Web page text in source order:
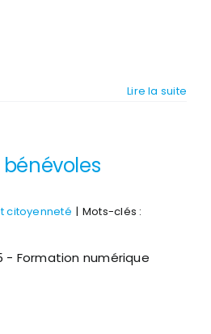
Lire la suite
citoyenneté | Mots-clés :
- Formation numérique